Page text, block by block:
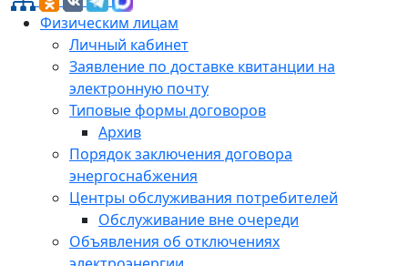
Физическим лицам
Личный кабинет
Заявление по доставке квитанции на
электронную почту
Типовые формы договоров
Архив
Порядок заключения договора
энергоснабжения
Центры обслуживания потребителей
Обслуживание вне очереди
Объявления об отключениях